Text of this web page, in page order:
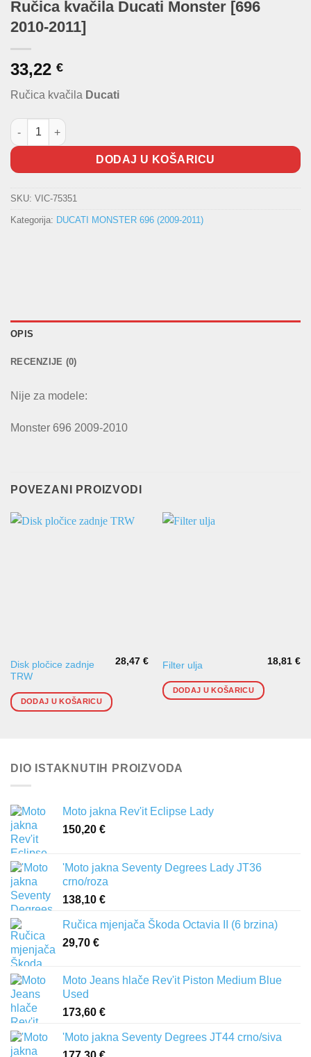
Ručica kvačila Ducati Monster [696
2010-2011]
33,22 €
Ručica kvačila Ducati
Ručica kvačila Ducati Monster [696 2010-2011] količina
DODAJ U KOŠARICU
SKU: VIC-75351
Kategorija: DUCATI MONSTER 696 (2009-2011)
OPIS
RECENZIJE (0)
Nije za modele:
Monster 696 2009-2010
POVEZANI PROIZVODI
Disk pločice zadnje
TRW
28,47€
DODAJ U KOŠARICU
Filter ulja 18,81€
DODAJ U KOŠARICU
DIO ISTAKNUTIH PROIZVODA
Moto jakna Rev'it Eclipse Lady
150,20 €
'Moto jakna Seventy Degrees Lady JT36
crno/roza
138,10 €
Ručica mjenjača Škoda Octavia II (6 brzina)
29,70 €
Moto Jeans hlače Rev'it Piston Medium Blue
Used
173,60 €
'Moto jakna Seventy Degrees JT44 crno/siva